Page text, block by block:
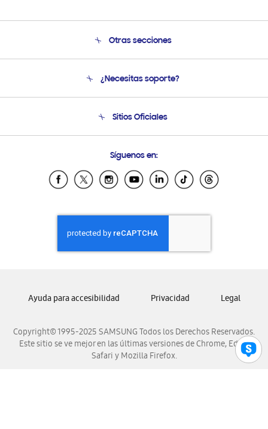
Otras secciones
Soporte
¿Necesitas soporte?
Soporte vía eMail
Sitios Oficiales
Samsung Ecuador
Samsung El Salvador
Samsung Honduras
Samsung Nicaragua
Samsung Panamá
Samsung Venezuela
Síguenos en:
Copyright© 1995-2025 SAMSUNG Todos los Derechos Reservados.
Este sitio se ve mejor en las últimas versiones de Chrome, Edge,
Safari y Mozilla Firefox.
Ayuda para accesibilidad Privacidad Legal